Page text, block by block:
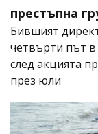
престъпна
Бившият
четвърти път
след акцията
през юли